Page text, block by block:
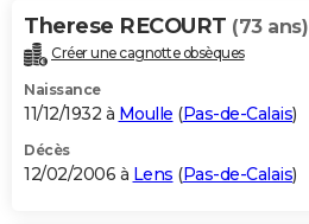
Therese RECOURT (73 ans)
Créer une cagnotte obsèques
Naissance
11/12/1932 à Moulle (Pas-de-Calais)
Décès
12/02/2006 à Lens (Pas-de-Calais)